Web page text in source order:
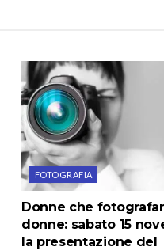
FOTOGRAFIA
Donne che
donne: sabato 15
la presentazione del